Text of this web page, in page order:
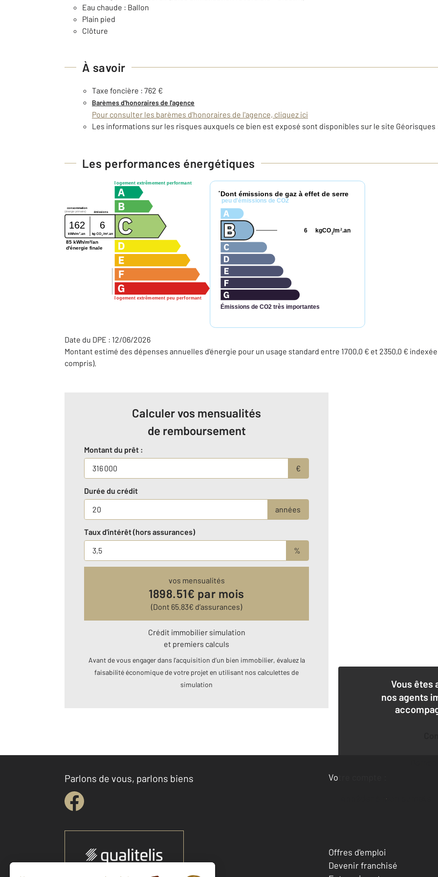
Eau chaude : Ballon
Plain pied
Clôture
À savoir
Taxe foncière : 762 €
Barèmes d'honoraires de l'agence
Pour consulter les barèmes d'honoraires de l'agence, cliquez ici
Les informations sur les risques auxquels ce bien est exposé sont disponibles sur le site
Les performances énergétiques
logement extrêmement performant
logement extrêmement peu performant
consommation
émissions
(énergie primaire)
162 6
kWh/m 2 .an kg CO2/m2 .an
85 kWh/m²/an
d'énergie finale
* Dont émissions de gaz à effet de serre
peu d'émissions de CO2
Émissions de CO2 très importantes
kgCO2/m 2.an
6
Date du DPE : 12/06/2026
Montant estimé des dépenses annuelles d'énergie pour un usage standard entre 1700,0 € et 2350,0 €
compris).
Calculer vos mensualités
de remboursement
Montant du prêt :
€
Durée du crédit
années
Taux d'intérêt (hors assurances)
%
vos mensualités
1898.51€ par mois
(Dont 65.83€ d’assurances)
Crédit immobilier simulation
et premiers calculs
Avant de vous engager dans l’acquisition d’un bien immobilier, évaluez la
faisabilité économique de votre projet en utilisant nos calculettes de
simulation
Vous êtes
nos agents
Parlons de vous, parlons biens
Votre compte :
Accéder à mon compte
Offres d'emploi
Devenir franchisé